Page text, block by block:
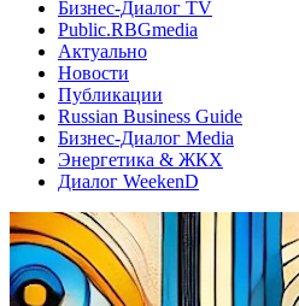
Бизнес-Диалог TV
Public.RBGmedia
Актуально
Новости
Публикации
Russian Business Guide
Бизнес-Диалог Media
Энергетика & ЖКХ
Диалог WeekenD